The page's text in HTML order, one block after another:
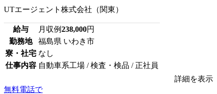
UTエージェント株式会社（関東）
給与 月収例238,000円
勤務地
福島県 いわき市
寮・社宅 なし
仕事内容 自動車系工場 / 検査・検品 / 正社員
詳細を表示
無料電話で